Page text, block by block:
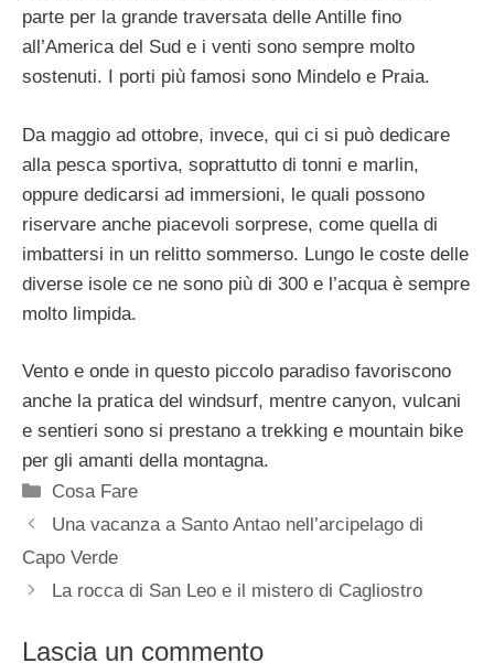
parte per la grande traversata delle Antille fino
all’America del Sud e i venti sono sempre molto
sostenuti. I porti più famosi sono Mindelo e Praia.
Da maggio ad ottobre, invece, qui ci si può dedicare
alla pesca sportiva, soprattutto di tonni e marlin,
oppure dedicarsi ad immersioni, le quali possono
riservare anche piacevoli sorprese, come quella di
imbattersi in un relitto sommerso. Lungo le coste delle
diverse isole ce ne sono più di 300 e l’acqua è sempre
molto limpida.
Vento e onde in questo piccolo paradiso favoriscono
anche la pratica del windsurf, mentre canyon, vulcani
e sentieri sono si prestano a trekking e mountain bike
per gli amanti della montagna.
Categorie
Cosa Fare
Una vacanza a Santo Antao nell’arcipelago di
Capo Verde
La rocca di San Leo e il mistero di Cagliostro
Lascia un commento